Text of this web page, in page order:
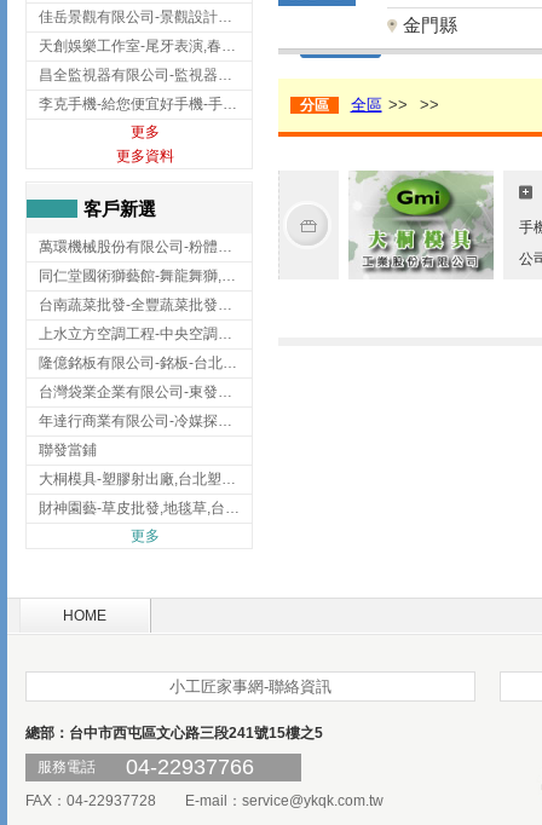
佳岳景觀有限公司-景觀設計公司,台北景觀設計,台北景觀工程,中山區景觀設計
天創娛樂工作室-尾牙表演,春酒表演,板橋尾牙表演
昌全監視器有限公司-監視器安裝,高雄監視器安裝,鳳山區監視器安裝
李克手機-給您便宜好手機-手機收購,屏東手機收購
更多
更多資料
客戶新選
萬環機械股份有限公司-粉體塗裝設備,輸送機,輸送機設備,台南輸送機
同仁堂國術獅藝館-舞龍舞獅,台中舞龍舞獅
台南蔬菜批發-全豐蔬菜批發專送/台南蔬菜箱宅配到府
上水立方空調工程-中央空調規劃,台北中央空調規劃
隆億銘板有限公司-銘板-台北銘板-板橋銘板
台灣袋業企業有限公司-東發企業社/台中太空袋/太空包
年達行商業有限公司-冷媒探漏儀,壓力錶組,真空泵浦,台北冷凍空調材料
聯發當鋪
大桐模具-塑膠射出廠,台北塑膠射出廠
財神園藝-草皮批發,地毯草,台北草,彰化地毯草,彰化台北草
更多
金門縣
分區 全區 >> >>
手
公
HOME
小工匠家事網-聯絡資訊
總部：台中市西屯區文心路三段241號15樓之5
服務電話
04-22937766
FAX：04-22937728 E-mail： service@ykqk.com.tw